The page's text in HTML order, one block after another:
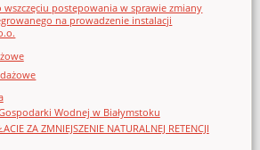
wszczęciu postępowania w sprawie zmiany
na prowadzenie instalacji
Wodnej w Białymstoku
ZA ZMNIEJSZENIE NATURALNEJ RETENCJI